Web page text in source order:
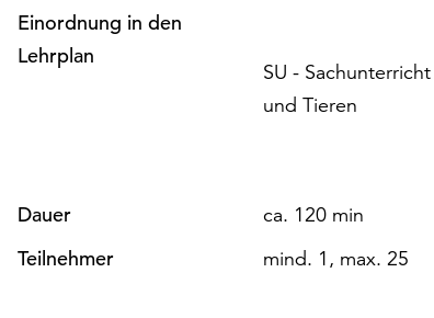
Einordnung in den
Lehrplan
SU -
und Tieren
Dauer
ca. 120 min
Teilnehmer
mind. 1, max. 25